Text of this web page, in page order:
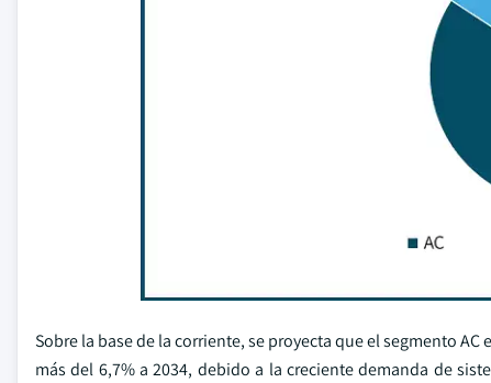
Sobre la base de la corriente, se proyecta que el segmento
más del 6,7% a 2034, debido a la creciente demanda de